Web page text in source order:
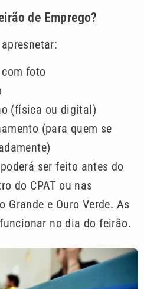
de Emprego?
foto
(física ou digital)
(para quem se
ser feito antes do
do CPAT ou nas
Grande e Ouro Verde. As
no dia do feirão.